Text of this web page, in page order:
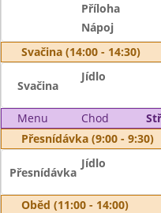
Příloha
Nápoj
Svačina (14:00 - 14:30)
Svačina
Jídlo
Menu Chod
Přesnídávka (9:00 - 9:30)
Přesnídávka
Jídlo
Oběd (11:00 - 14:00)